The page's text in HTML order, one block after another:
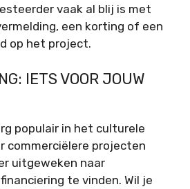
vaak al blij is met
een korting of een
op het project.
IETS VOOR JOUW
populair in het culturele
commerciëlere projecten
uitgeweken naar
te vinden. Wil je